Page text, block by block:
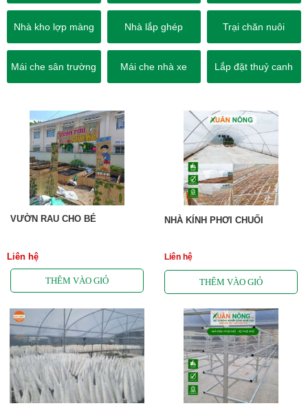
Nhà kho lợp màng Nhà lắp ghép Trại chăn nuôi
Mái che sân trường Mái che nhà xe Lắp đặt thuỷ canh
VƯỜN RAU CHO BÉ
Liên hệ
NHÀ KÍNH PHƠI CHUỐI
Liên hệ